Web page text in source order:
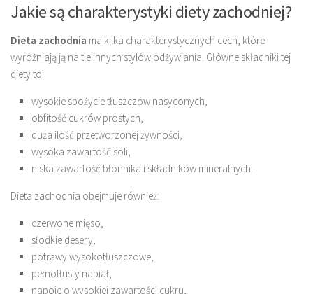
Jakie są charakterystyki diety zachodniej?
Dieta zachodnia ma kilka charakterystycznych cech, które
wyróżniają ją na tle innych stylów odżywiania. Główne składniki tej
diety to:
wysokie spożycie tłuszczów nasyconych,
obfitość cukrów prostych,
duża ilość przetworzonej żywności,
wysoka zawartość soli,
niska zawartość błonnika i składników mineralnych.
Dieta zachodnia obejmuje również:
czerwone mięso,
słodkie desery,
potrawy wysokotłuszczowe,
pełnotłusty nabiał,
napoje o wysokiej zawartości cukru,